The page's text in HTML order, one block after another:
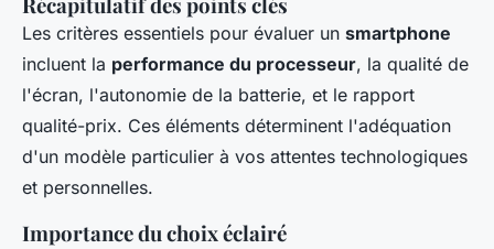
Les critères essentiels pour évaluer un smartphone
incluent la performance du processeur, la qualité de
l'écran, l'autonomie de la batterie, et le rapport
qualité-prix. Ces éléments déterminent l'adéquation
d'un modèle particulier à vos attentes technologiques
et personnelles.
Importance du choix éclairé